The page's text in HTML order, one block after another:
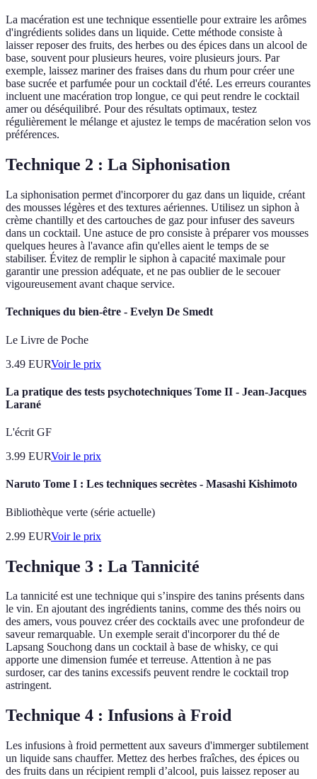
La macération est une technique essentielle pour extraire les arômes
d'ingrédients solides dans un liquide. Cette méthode consiste à
laisser reposer des fruits, des herbes ou des épices dans un alcool de
base, souvent pour plusieurs heures, voire plusieurs jours. Par
exemple, laissez mariner des fraises dans du rhum pour créer une
base sucrée et parfumée pour un cocktail d'été. Les erreurs courantes
incluent une macération trop longue, ce qui peut rendre le cocktail
amer ou déséquilibré. Pour des résultats optimaux, testez
régulièrement le mélange et ajustez le temps de macération selon vos
préférences.
Technique 2 : La Siphonisation
La siphonisation permet d'incorporer du gaz dans un liquide, créant
des mousses légères et des textures aériennes. Utilisez un siphon à
crème chantilly et des cartouches de gaz pour infuser des saveurs
dans un cocktail. Une astuce de pro consiste à préparer vos mousses
quelques heures à l'avance afin qu'elles aient le temps de se
stabiliser. Évitez de remplir le siphon à capacité maximale pour
garantir une pression adéquate, et ne pas oublier de le secouer
vigoureusement avant chaque service.
Techniques du bien-être - Evelyn De Smedt
Le Livre de Poche
3.49 EURVoir le prix
La pratique des tests psychotechniques Tome II - Jean-Jacques
Larané
L'écrit GF
3.99 EURVoir le prix
Naruto Tome I : Les techniques secrètes - Masashi Kishimoto
Bibliothèque verte (série actuelle)
2.99 EURVoir le prix
Technique 3 : La Tannicité
La tannicité est une technique qui s’inspire des tanins présents dans
le vin. En ajoutant des ingrédients tanins, comme des thés noirs ou
des amers, vous pouvez créer des cocktails avec une profondeur de
saveur remarquable. Un exemple serait d'incorporer du thé de
Lapsang Souchong dans un cocktail à base de whisky, ce qui
apporte une dimension fumée et terreuse. Attention à ne pas
surdoser, car des tanins excessifs peuvent rendre le cocktail trop
astringent.
Technique 4 : Infusions à Froid
Les infusions à froid permettent aux saveurs d'immerger subtilement
un liquide sans chauffer. Mettez des herbes fraîches, des épices ou
des fruits dans un récipient rempli d’alcool, puis laissez reposer au